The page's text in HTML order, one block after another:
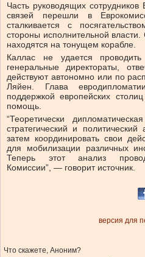
Часть руководящих
связей перешли в
сталкивается с
стороны исполнительной
находятся на тонущем корабле.
Каллас не удается
генеральные директораты,
действуют автономно или по
Ляйен. Глава
поддержкой европейских
помощь.
“Теоретически
стратегический и
затем координировать свои
для мобилизации различных
Теперь этот анализ
Комиссии”, — говорит источник.
версия для
Что скажете, Аноним?